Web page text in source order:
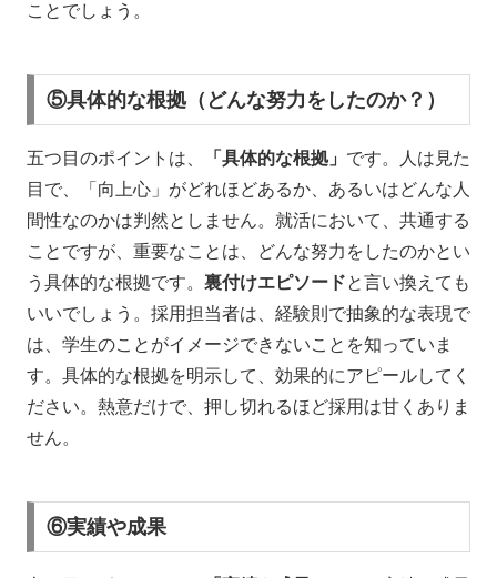
ことでしょう。
⑤具体的な根拠（どんな努力をしたのか？）
五つ目のポイントは、 「具体的な根拠」 です。人は見た
目で、「向上心」がどれほどあるか、あるいはどんな人
間性なのかは判然としません。就活において、共通する
ことですが、重要なことは、どんな努力をしたのかとい
う具体的な根拠です。 裏付けエピソードと言い換えても
いいでしょう。採用担当者は、経験則で抽象的な表現で
は、学生のことがイメージできないことを知っていま
す。具体的な根拠を明示して、効果的にアピールしてく
ださい。熱意だけで、押し切れるほど採用は甘くありま
せん。
⑥実績や成果